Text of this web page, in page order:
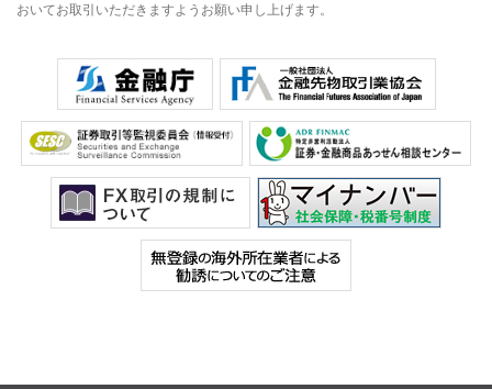
おいてお取引いただきますようお願い申し上げます。